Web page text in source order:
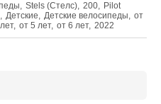
, Stels (Стелс), 200, Pilot
, Детские, Детские велосипеды, от
, от 5 лет, от 6 лет, 2022